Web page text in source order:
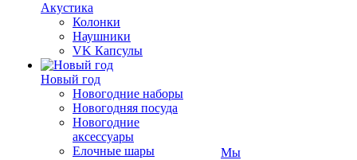
Акустика
Колонки
Наушники
VK Капсулы
Новый год
Новогодние наборы
Новогодняя посуда
Новогодние
аксессуары
Елочные шары
Мы